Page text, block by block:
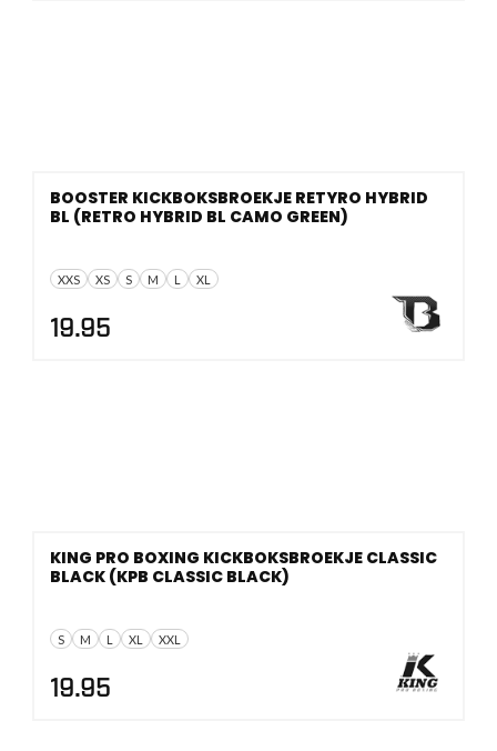
XXS XS S M L XL
BOOSTER KICKBOKSBROEKJE RETYRO HYBRID
BL (RETRO HYBRID BL CAMO GREEN)
19.95
S M L XL XXL
KING PRO BOXING KICKBOKSBROEKJE CLASSIC
BLACK (KPB CLASSIC BLACK)
19.95